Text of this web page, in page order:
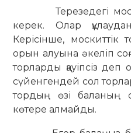
Терезедегі
керек. Олар
Керісінше,
орын алуына әкеліп
торларды қауіпсіз
сүйенгендей сол
тордың өзі баланың
көтере алмайды.